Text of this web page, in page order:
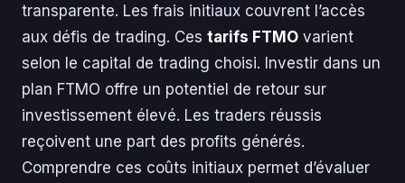
transparente. Les frais initiaux couvrent l’accès
aux défis de trading. Ces tarifs FTMO varient
selon le capital de trading choisi. Investir dans un
plan FTMO offre un potentiel de retour sur
investissement élevé. Les traders réussis
reçoivent une part des profits générés.
Comprendre ces coûts initiaux permet d’évaluer